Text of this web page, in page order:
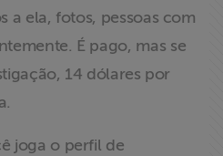
a ela, fotos, pessoas com
É pago, mas se
14 dólares por
joga o perfil de